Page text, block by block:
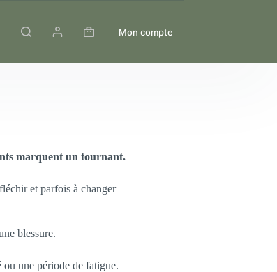
Mon compte
marquent un tournant.
et parfois à changer
blessure.
ou une période de fatigue.